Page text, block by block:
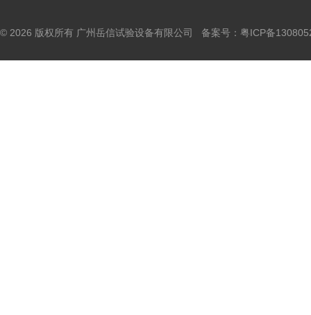
© 2026 版权所有 广州岳信试验设备有限公司 备案号： 粤ICP备